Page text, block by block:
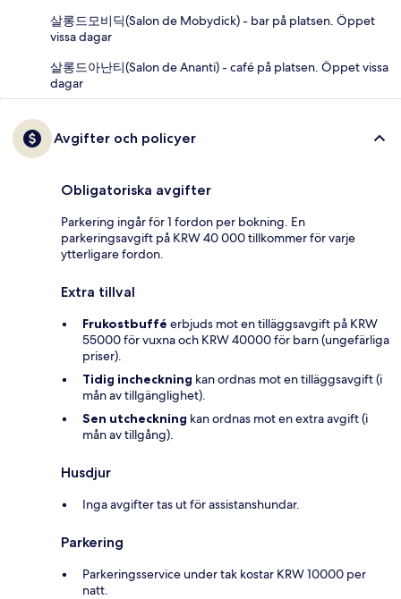
살롱드모비딕(Salon de Mobydick) - bar på platsen. Öppet
vissa dagar
살롱드아난티(Salon de Ananti) - café på platsen. Öppet vissa
dagar
Avgifter och policyer
Obligatoriska avgifter
Parkering ingår för 1 fordon per bokning. En
parkeringsavgift på KRW 40 000 tillkommer för varje
ytterligare fordon.
Extra tillval
Frukostbuffé erbjuds mot en tilläggsavgift på KRW
55000 för vuxna och KRW 40000 för barn (ungefärliga
priser).
Tidig incheckning kan ordnas mot en tilläggsavgift (i
mån av tillgänglighet).
Sen utcheckning kan ordnas mot en extra avgift (i
mån av tillgång).
Husdjur
Inga avgifter tas ut för assistanshundar.
Parkering
Parkeringsservice under tak kostar KRW 10000 per
natt.